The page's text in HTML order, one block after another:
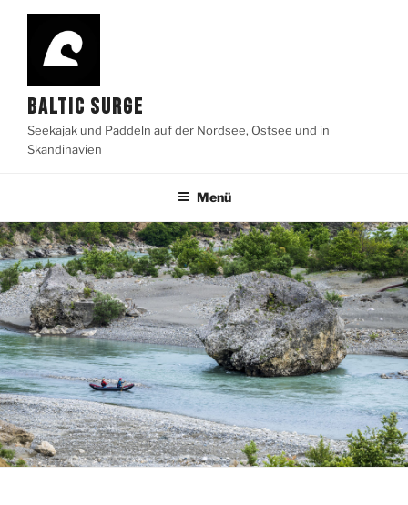
Zum
springen
BALTIC SURGE
Seekajak und Paddeln auf der Nordsee, Ostsee und in
Skandinavien
Menü